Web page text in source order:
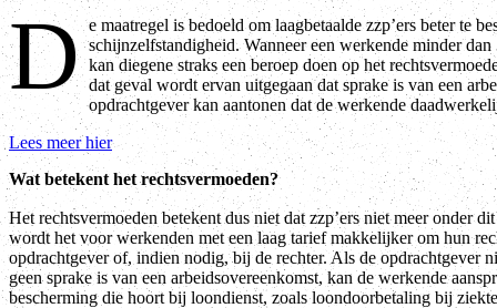
D e maatregel is bedoeld om laagbetaalde zzp’ers beter te
schijnzelfstandigheid. Wanneer een werkende minder
kan diegene straks een beroep doen op het
dat geval wordt ervan uitgegaan dat sprake is van een
opdrachtgever kan aantonen dat de werkende
Lees meer hier
Wat betekent het rechtsvermoeden?
Het rechtsvermoeden betekent dus niet dat zzp’ers niet meer onder
wordt het voor werkenden met een laag tarief makkelijker om hun
opdrachtgever of, indien nodig, bij de rechter. Als de opdrachtgever
geen sprake is van een arbeidsovereenkomst, kan de werkende
bescherming die hoort bij loondienst, zoals loondoorbetaling bij